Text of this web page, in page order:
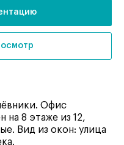
Офис
на 8 этаже из 12,
Вид из окон: улица